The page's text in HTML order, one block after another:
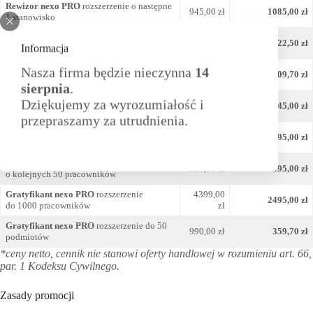
Informacja
Nasza firma będzie nieczynna 14
sierpnia.
Dziękujemy za wyrozumiałość i
przepraszamy za utrudnienia.
Rewizor nexo PROrozszerzenie o następne
1 stanowisko
945,00 zł 1085,00 zł
3 stanowiska
1722,50 zł
Rewizor nexo PROrozszerzenie do 50
podmiotów
590,00 zł 209,70 zł
Gestor nexo PROrozszerzenie o następne 1
stanowisko
690,00 zł 345,00 zł
Gestor nexo PRO
rozszerzenie o następne 3
595,00 zł
o kolejnych 50 pracowników
690,00 zł 395,00 zł
Gratyfikant nexo PROrozszerzenie
do 1000 pracowników
4399,00
zł
2495,00 zł
Gratyfikant nexo PROrozszerzenie do 50
podmiotów
990,00 zł 359,70 zł
*ceny netto, cennik nie stanowi oferty handlowej w rozumieniu art. 66,
par. 1 Kodeksu Cywilnego.
Zasady promocji